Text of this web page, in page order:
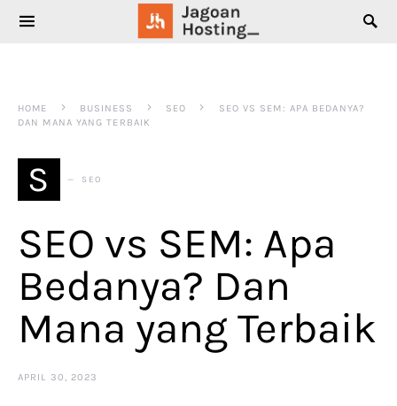
SEARCH FOR:
HOME BUSINESS SEO
SEO VS SEM: APA BEDANYA?
DAN MANA YANG TERBAIK
S SEO
SEO vs SEM: Apa
Bedanya? Dan
Mana yang Terbaik
APRIL 30, 2023